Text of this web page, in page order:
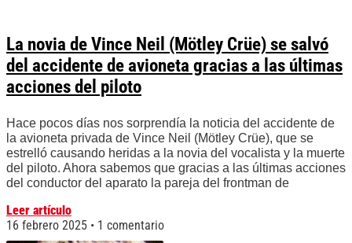
La novia de Vince Neil (Mötley Crüe) se salvó
del accidente de avioneta gracias a las últimas
acciones del piloto
Hace pocos días nos sorprendía la noticia del accidente de
la avioneta privada de Vince Neil (Mötley Crüe), que se
estrelló causando heridas a la novia del vocalista y la muerte
del piloto. Ahora sabemos que gracias a las últimas acciones
del conductor del aparato la pareja del frontman de
Leer artículo
16 febrero 2025
1 comentario